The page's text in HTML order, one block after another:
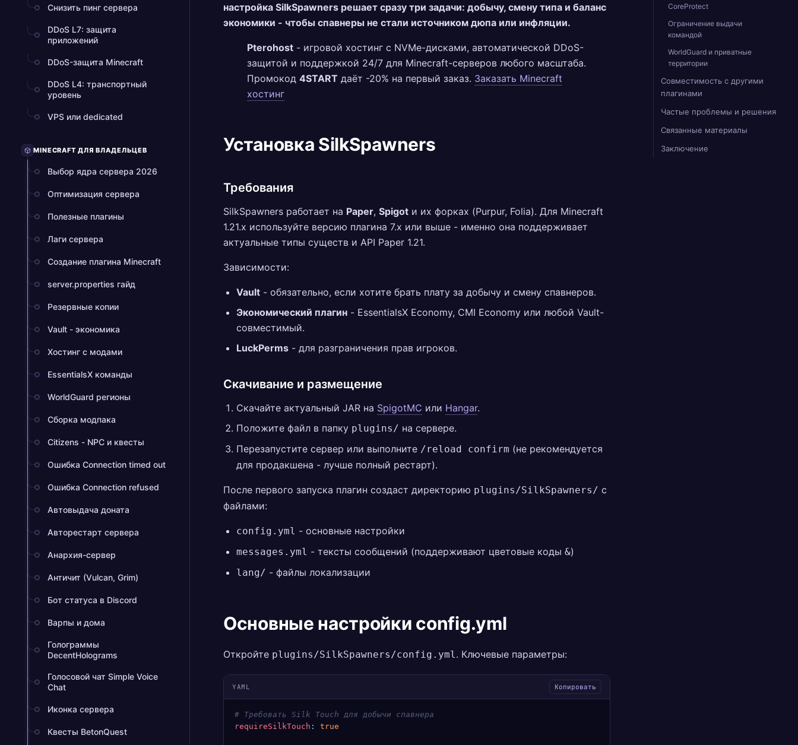
Снизить пинг сервера
DDoS L7: защита
приложений
DDoS-защита Minecraft
DDoS L4: транспортный
уровень
VPS или dedicated
MINECRAFT ДЛЯ ВЛАДЕЛЬЦЕВ
Выбор ядра сервера 2026
Оптимизация сервера
Полезные плагины
Лаги сервера
Создание плагина Minecraft
server.properties гайд
Резервные копии
Vault - экономика
Хостинг с модами
EssentialsX команды
WorldGuard регионы
Сборка модпака
Citizens - NPC и квесты
Ошибка Connection timed out
Ошибка Connection refused
Автовыдача доната
Авторестарт сервера
Анархия-сервер
Античит (Vulcan, Grim)
Бот статуса в Discord
Варпы и дома
Голограммы
DecentHolograms
Голосовой чат Simple Voice
Chat
Иконка сервера
Квесты BetonQuest
настройка SilkSpawners решает сразу три задачи: добычу, смену типа и баланс
экономики - чтобы спавнеры не стали источником дюпа или инфляции.
Pterohost - игровой хостинг с NVMe-дисками, автоматической DDoS-
защитой и поддержкой 24/7 для Minecraft-серверов любого масштаба.
Промокод 4START даёт -20% на первый заказ. Заказать Minecraft
хостинг
Установка SilkSpawners
Требования
SilkSpawners работает на Paper, Spigot и их форках (Purpur, Folia). Для Minecraft
1.21.x используйте версию плагина 7.x или выше - именно она поддерживает
актуальные типы существ и API Paper 1.21.
Зависимости:
Vault - обязательно, если хотите брать плату за добычу и смену спавнеров.
Экономический плагин - EssentialsX Economy, CMI Economy или любой Vault-
совместимый.
LuckPerms - для разграничения прав игроков.
Скачивание и размещение
Скачайте актуальный JAR на SpigotMC или Hangar.
Положите файл в папку plugins/ на сервере.
Перезапустите сервер или выполните /reload confirm (не рекомендуется
для продакшена - лучше полный рестарт).
После первого запуска плагин создаст директорию plugins/SilkSpawners/ с
файлами:
config.yml - основные настройки
messages.yml - тексты сообщений (поддерживают цветовые коды &)
lang/ - файлы локализации
Основные настройки config.yml
Откройте plugins/SilkSpawners/config.yml. Ключевые параметры:
YAML Копировать
# Требовать Silk Touch для добычи спавнера
requireSilkTouch : true
CoreProtect
Ограничение выдачи
командой
WorldGuard и приватные
территории
Совместимость с другими
плагинами
Частые проблемы и решения
Связанные материалы
Заключение